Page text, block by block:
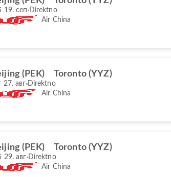
19. сеп Direktno
Air China
(PEK) Toronto (YYZ)
27. авг Direktno
Air China
(PEK) Toronto (YYZ)
29. авг Direktno
Air China